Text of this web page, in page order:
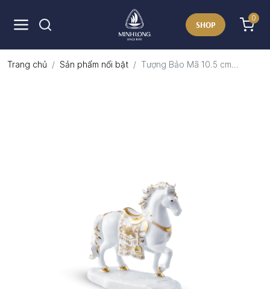
SHOP
0
Trang chủ Sản phẩm nổi bật Tượng Bảo Mã 10.5 cm...